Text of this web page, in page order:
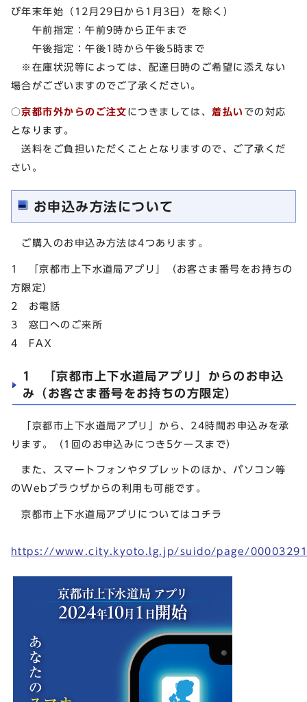
び年末年始（12月29日から1月3日）を除く）
午前指定：午前9時から正午まで
午後指定：午後1時から午後5時まで
※在庫状況等によっては、配達日時のご希望に添えない
場合がございますのでご了承ください。
○京都市外からのご注文 につきましては、着払い での対応
となります。
送料をご負担いただくこととなりますので、ご了承くだ
さい。
お申込み方法について
ご購入のお申込み方法は4つあります。
1 「京都市上下水道局アプリ」（お客さま番号をお持ちの
方限定）
2 お電話
3 窓口へのご来所
4 FAX
1 「京都市上下水道局アプリ」からのお申込
み（お客さま番号をお持ちの方限定）
「京都市上下水道局アプリ」から、24時間お申込みを承
ります。（1回のお申込みにつき5ケースまで）
また、スマートフォンやタブレットのほか、パソコン等
のWebブラウザからの利用も可能です。
京都市上下水道局アプリについてはコチラ
https://www.city.kyoto.lg.jp/suido/page/